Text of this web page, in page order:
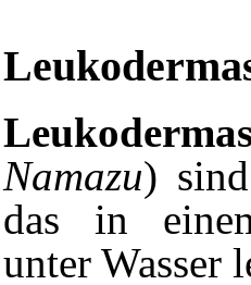
Namazu)
das in
unter Wasser